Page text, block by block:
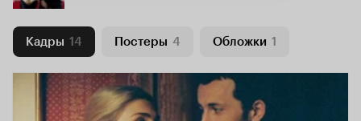
Кадры 14 Постеры 4 Обложки 1